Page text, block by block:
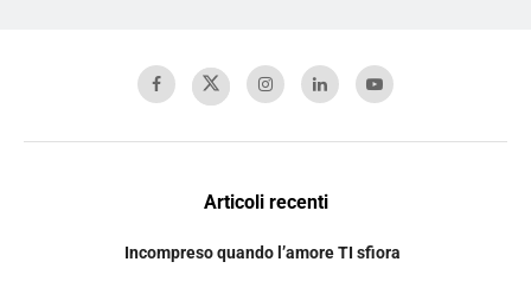
Articoli recenti
Incompreso quando l’amore TI sfiora